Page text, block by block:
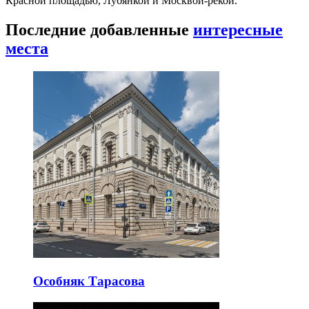
Последние добавленные интересные
места
Особняк Тарасова